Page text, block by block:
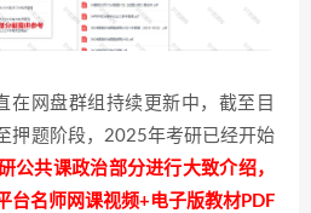
在网盘群组持续更新中，截至目
押题阶段，2025年考研已经开始
公共课政治部分进行大致介绍，
台名师网课视频+电子版教材PDF